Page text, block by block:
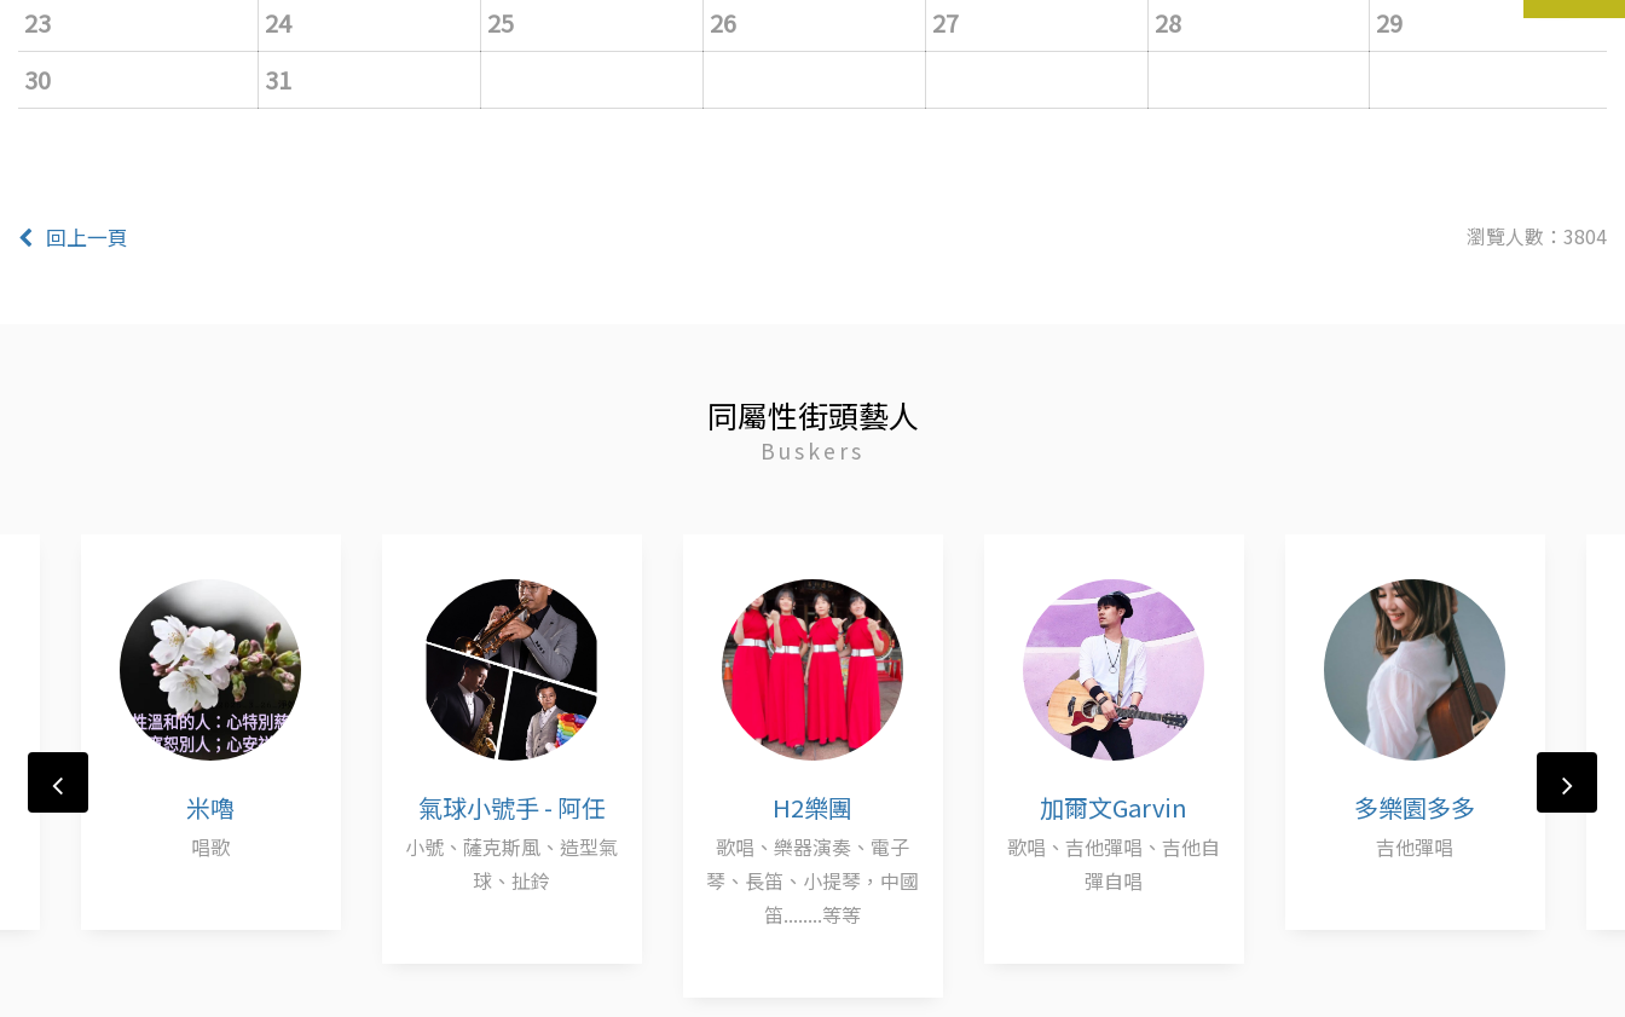
23
24 25 26 27 28
29
30
31
回上一頁 瀏覽人數：3804
同屬性街頭藝人
Buskers
米嚕
唱歌
氣球小號手 - 阿任
小號、薩克斯風、造型氣
球、扯鈴
H2樂團
歌唱、樂器演奏、電子
琴、長笛、小提琴，中國
笛........等等
加爾文Garvin
歌唱、吉他彈唱、吉他自
彈自唱
多樂園多多
吉他彈唱